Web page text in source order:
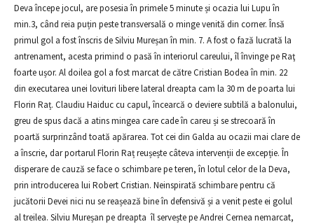
Deva începe jocul, are posesia în primele 5 minute și ocazia lui Lupu în
min.3, când reia puțin peste transversală o minge venită din corner. Însă
primul gol a fost înscris de Silviu Mureșan în min. 7. A fost o fază lucrată la
antrenament, acesta primind o pasă în interiorul careului, îl învinge pe Raţ
foarte ușor. Al doilea gol a fost marcat de către Cristian Bodea în min. 22
din executarea unei lovituri libere lateral dreapta cam la 30 m de poarta lui
Florin Raț. Claudiu Haiduc cu capul, încearcă o deviere subtilă a balonului,
greu de spus dacă a atins mingea care cade în careu și se strecoară în
poartă surprinzând toată apărarea. Tot cei din Galda au ocazii mai clare de
a înscrie, dar portarul Florin Raț reușește câteva intervenții de excepție. În
disperare de cauză se face o schimbare pe teren, în lotul celor de la Deva,
prin introducerea lui Robert Cristian. Neinspirată schimbare pentru că
jucătorii Devei nici nu se reașează bine în defensivă și a venit peste ei golul
al treilea. Silviu Mureșan pe dreapta îl servește pe Andrei Cernea nemarcat,